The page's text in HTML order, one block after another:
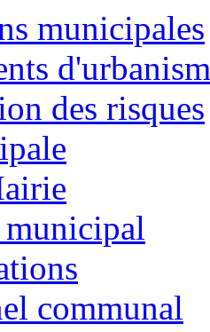
municipales
des risques
communal